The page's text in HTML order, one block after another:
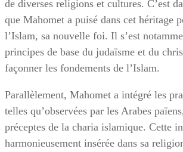
de diverses religions et cultures. C’est
que Mahomet a puisé dans cet héritage
l’Islam, sa nouvelle foi. Il s’est
principes de base du judaïsme et du
façonner les fondements de l’Islam.
Parallèlement, Mahomet a intégré les
telles qu’observées par les Arabes
préceptes de la charia islamique. Cette
harmonieusement insérée dans sa